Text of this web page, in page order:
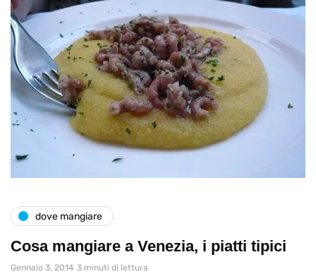
dove mangiare
Cosa mangiare a Venezia, i piatti tipici
Gennaio 3, 2014 3 minuti di lettura